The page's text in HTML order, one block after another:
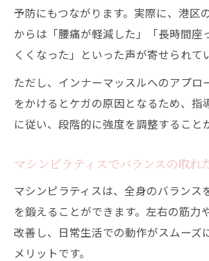
予防にもつながります。実際に、港区
からは「腰痛が軽減した」「長時間座
くくなった」といった声が寄せられて
ただし、インナーマッスルへのアプロ
をかけるとケガの原因となるため、指
に従い、段階的に強度を調整すること
マシンピラティスでバランスの取れ
マシンピラティスは、全身のバランス
を鍛えることができます。左右の筋力
改善し、日常生活での動作がスムーズ
メリットです。